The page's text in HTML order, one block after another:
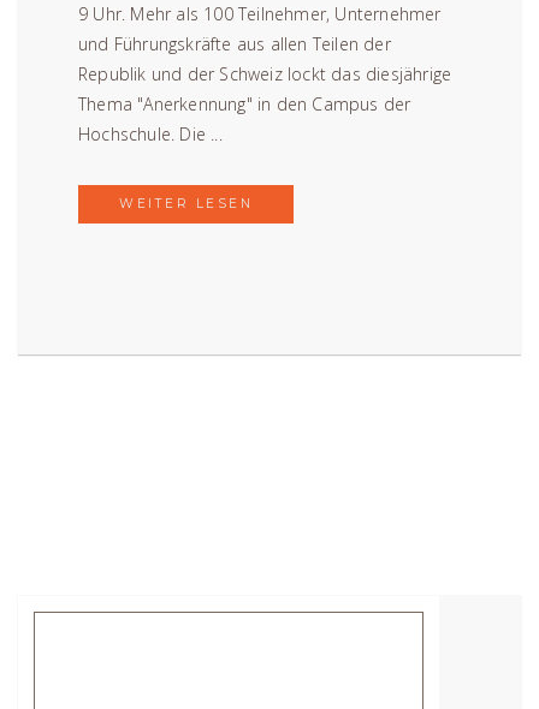
9 Uhr. Mehr als 100 Teilnehmer, Unternehmer
und Führungskräfte aus allen Teilen der
Republik und der Schweiz lockt das diesjährige
Thema "Anerkennung" in den Campus der
Hochschule. Die ...
WEITER LESEN